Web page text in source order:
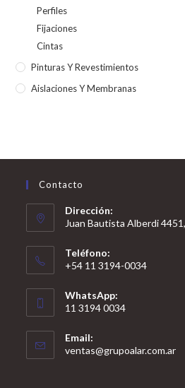
Perfiles
Fijaciones
Cintas
Pinturas Y Revestimientos
Aislaciones Y Membranas
Contacto
Dirección:
Juan Bautista Alberdi
Teléfono:
+54 11 3194-0034
WhatsApp:
11 3194 0034
Email:
ventas@grupoalar.com.ar